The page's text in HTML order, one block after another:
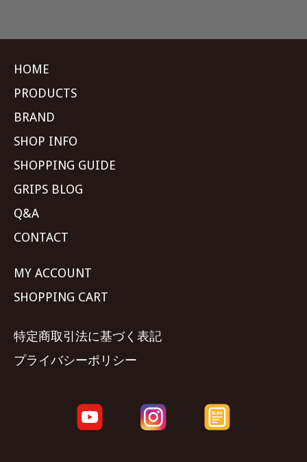
HOME
PRODUCTS
BRAND
SHOP INFO
SHOPPING GUIDE
GRIPS BLOG
Q&A
CONTACT
MY ACCOUNT
SHOPPING CART
特定商取引法に基づく表記
プライバシーポリシー